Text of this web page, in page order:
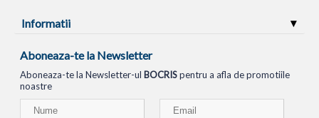
Informatii
Aboneaza-te la Newsletter
Aboneaza-te la Newsletter-ul BOCRISpentru a afla de promotiile
noastre